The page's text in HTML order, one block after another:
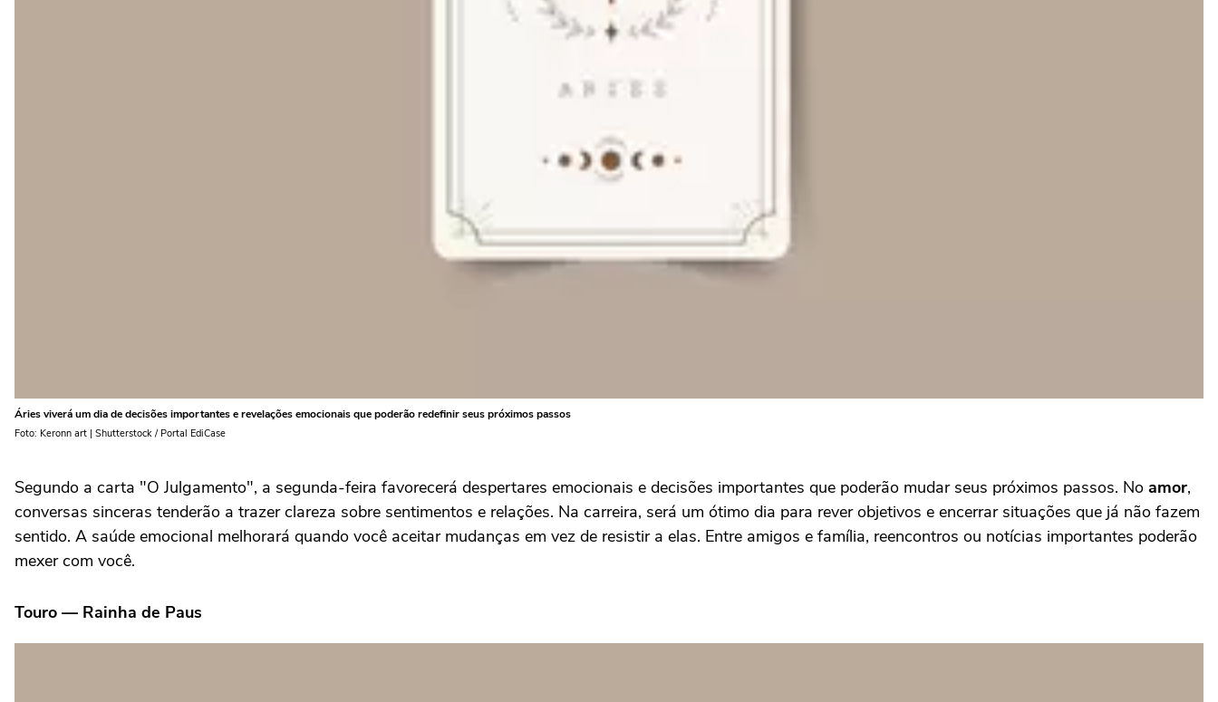
Áries viverá um dia de decisões importantes e revelações emocionais que poderão redefinir seus próximos passos
Foto: Keronn art | Shutterstock / Portal EdiCase
Segundo a carta "O Julgamento", a segunda-feira favorecerá despertares emocionais e decisões importantes que poderão mudar seus próximos passos. No amor,
conversas sinceras tenderão a trazer clareza sobre sentimentos e relações. Na carreira, será um ótimo dia para rever objetivos e encerrar situações que já não fazem
sentido. A saúde emocional melhorará quando você aceitar mudanças em vez de resistir a elas. Entre amigos e família, reencontros ou notícias importantes poderão
mexer com você.
Touro — Rainha de Paus